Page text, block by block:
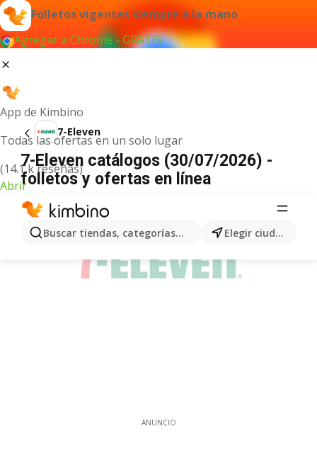
Folletos vigentes siempre a la mano
Agregar a Chrome - GRATIS
App de Kimbino
Todas las ofertas en un solo lugar
(14.1 k reseñas)
Abrir
Buscar tiendas, categorías, productos... Elegir ciudad
7-Eleven
7-Eleven catálogos (30/07/2026) -
folletos y ofertas en línea
ANUNCIO